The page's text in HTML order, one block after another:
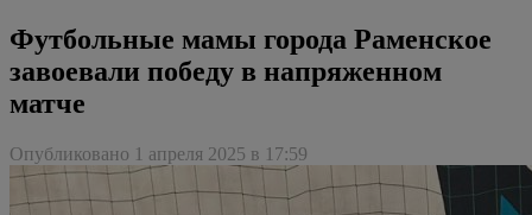
Футбольные мамы города Раменское
завоевали победу в напряженном
матче
Опубликовано 1 апреля 2025 в 17:59